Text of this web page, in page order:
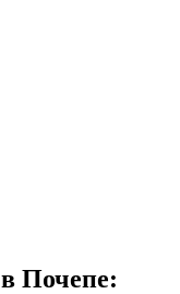
Почепе: